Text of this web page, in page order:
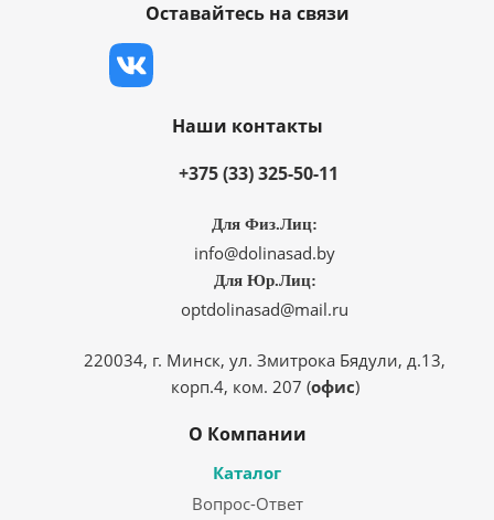
Оставайтесь на связи
Наши контакты
+375 (33) 325-50-11
Для Физ.Лиц:
info@dolinasad.by
Для Юр.Лиц:
optdolinasad@mail.ru
220034, г. Минск, ул. Змитрока Бядули, д.13,
корп.4, ком. 207 (офис)
О Компании
Каталог
Вопрос-Ответ